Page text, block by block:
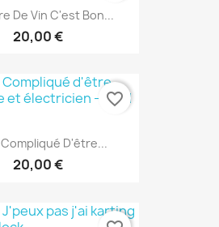
De Vin C'est Bon...
20,00 €
D'être...
20,00 €
favorite_border